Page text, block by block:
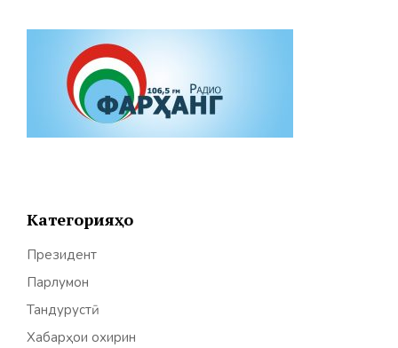
Категорияҳо
Президент
Парлумон
Тандурустӣ
Хабарҳои охирин